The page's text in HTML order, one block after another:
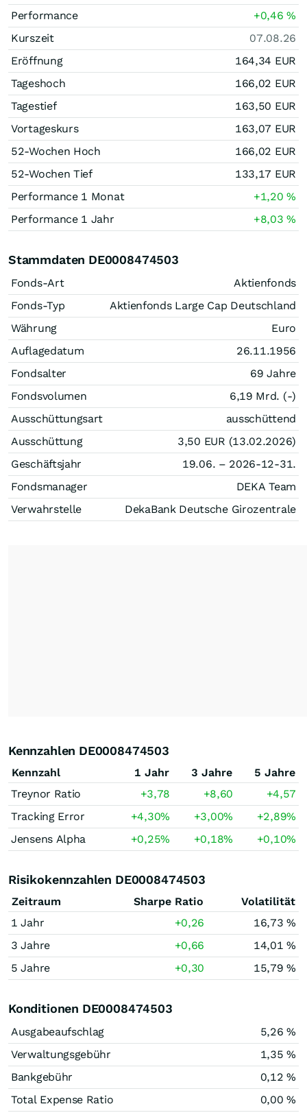
Performance +0,46%
Kurszeit
07.08.26
Eröffnung
164,34 EUR
Tageshoch
166,02 EUR
Tagestief
163,50 EUR
Vortageskurs
163,07 EUR
52-Wochen Hoch
166,02 EUR
52-Wochen Tief
133,17 EUR
Performance 1 Monat
+1,20%
Performance 1 Jahr
+8,03%
Stammdaten DE0008474503
Fonds-Art
Aktienfonds
Fonds-Typ
Aktienfonds Large Cap Deutschland
Währung
Euro
Auflagedatum
26.11.1956
Fondsalter
69 Jahre
Fondsvolumen
6,19 Mrd. (-)
Ausschüttungsart
ausschüttend
Ausschüttung
3,50 EUR (13.02.2026)
Geschäftsjahr
19.06. – 2026-12-31.
Fondsmanager
DEKA Team
Verwahrstelle
DekaBank Deutsche Girozentrale
Kennzahlen DE0008474503
Kennzahl 1 Jahr 3 Jahre
5 Jahre
Treynor Ratio
+3,78 +8,60
+4,57
Tracking Error
+4,30% +3,00% +2,89%
Jensens Alpha
+0,25% +0,18% +0,10%
Risikokennzahlen DE0008474503
Zeitraum Sharpe Ratio
Volatilität
1 Jahr
+0,26
16,73 %
3 Jahre
+0,66
14,01 %
5 Jahre
+0,30 15,79 %
Konditionen DE0008474503
Ausgabeaufschlag
5,26 %
Verwaltungsgebühr
1,35 %
Bankgebühr
0,12 %
Total Expense Ratio
0,00 %